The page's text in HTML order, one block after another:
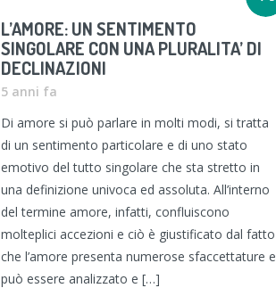
L’AMORE: UN SENTIMENTO
SINGOLARE CON UNA PLURALITA’ DI
DECLINAZIONI
5 anni fa
Di amore si può parlare in molti modi, si tratta
di un sentimento particolare e di uno stato
emotivo del tutto singolare che sta stretto in
una definizione univoca ed assoluta. All’interno
del termine amore, infatti, confluiscono
molteplici accezioni e ciò è giustificato dal fatto
che l’amore presenta numerose sfaccettature e
può essere analizzato e […]